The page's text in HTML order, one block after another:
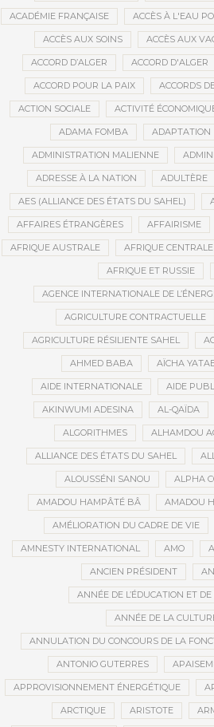
ACADÉMIE FRANÇAISE ACCÈS À L'EAU
ACCÈS AUX SOINS ACCÈS AUX
ACCORD D’ALGER ACCORD D'ALGER
ACCORD POUR LA PAIX ACCORDS
ACTION SOCIALE ACTIVITÉ
ADAMA FOMBA ADAPTATION
ADMINISTRATION MALIENNE
ADRESSE À LA NATION ADULTÈRE
AES (ALLIANCE DES ÉTATS DU SAHEL)
AFFAIRES ÉTRANGÈRES AFFAIRISME
AFRIQUE AUSTRALE AFRIQUE CENTRALE
AFRIQUE ET RUSSIE
AGENCE INTERNATIONALE DE
AGRICULTURE CONTRACTUELLE
AGRICULTURE RÉSILIENTE SAHEL
AHMED BABA AÏCHA
AIDE INTERNATIONALE AIDE
AKINWUMI ADESINA AL-QAÏDA
ALGORITHMES ALHAMDOU
ALLIANCE DES ÉTATS DU SAHEL
ALOUSSÉNI SANOU ALPHA
AMADOU HAMPÂTÉ BÂ AMADOU
AMÉLIORATION DU CADRE DE VIE
AMNESTY INTERNATIONAL AMO
ANCIEN PRÉSIDENT
ANNÉE DE L’ÉDUCATION ET
ANNÉE DE LA
ANNULATION DU CONCOURS DE LA
ANTONIO GUTERRES
APPROVISIONNEMENT ÉNERGÉTIQUE
ARCTIQUE ARISTOTE